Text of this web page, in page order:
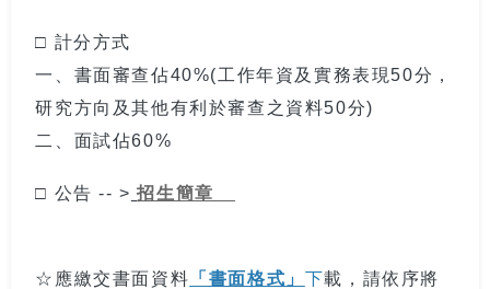
□ 計分方式
一、書面審查佔40%(工作年資及實務表現50分，
研究方向及其他有利於審查之資料50分)
二、面試佔60%
□ 公告 -- > 招生簡章
☆應繳交書面資料 「書面格式」 下載，請依序將